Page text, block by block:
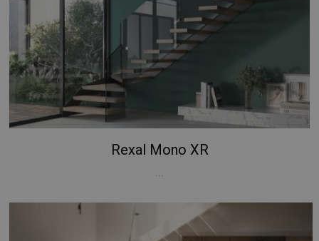
Rexal Mono XR
...